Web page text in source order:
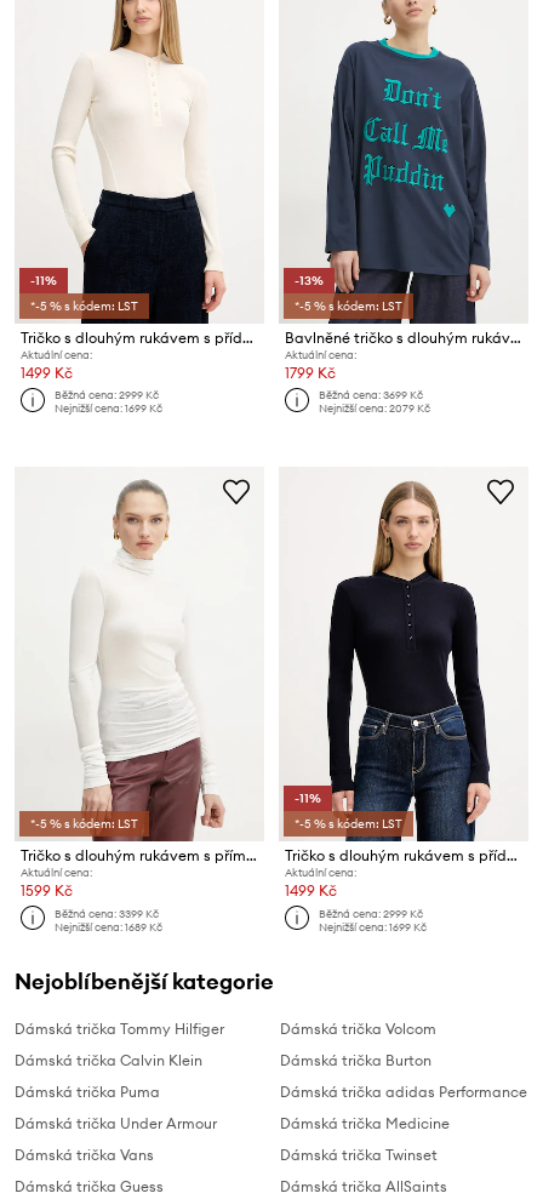
-11%
*-5 % s kódem: LST
Tričko s dlouhým rukávem s přídavkem vlny MAX&Co.
Aktuální cena:
1499 Kč
Běžná cena:2999 Kč
Nejnižší cena:1699 Kč
-13%
*-5 % s kódem: LST
Bavlněné tričko s dlouhým rukávem MAX&Co.
Aktuální cena:
1799 Kč
Běžná cena:3699 Kč
Nejnižší cena:2079 Kč
*-5 % s kódem: LST
Tričko s dlouhým rukávem s příměsí vlny MAX&Co.
Aktuální cena:
1599 Kč
Běžná cena:3399 Kč
Nejnižší cena:1689 Kč
-11%
*-5 % s kódem: LST
Tričko s dlouhým rukávem s přídavkem vlny MAX&Co.
Aktuální cena:
1499 Kč
Běžná cena:2999 Kč
Nejnižší cena:1699 Kč
Nejoblíbenější kategorie
Dámská trička Tommy Hilfiger
Dámská trička Calvin Klein
Dámská trička Puma
Dámská trička Under Armour
Dámská trička Vans
Dámská trička Guess
Dámská trička Volcom
Dámská trička Burton
Dámská trička adidas Performance
Dámská trička Medicine
Dámská trička Twinset
Dámská trička AllSaints